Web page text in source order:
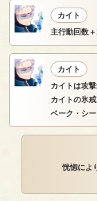
カイト
主行動回数＋
カイト
カイトは攻撃
カイトの氷
ベーク・シ
恍惚によ